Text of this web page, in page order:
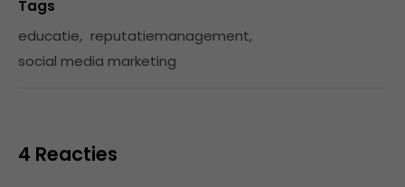
Tags
educatie, reputatiemanagement,
social media marketing
4 Reacties